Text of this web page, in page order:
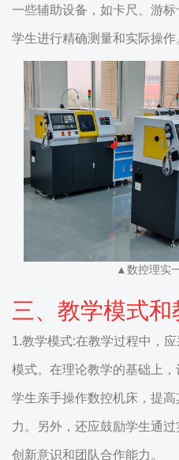
一些辅助设备，如卡尺、游
学生进行精确测量和实际操作
▲数控理实
三、教学模式和
1.教学模式:在教学过程中，
模式。在理论教学的基础上
学生亲手操作数控机床，提
力。另外，还应鼓励学生通
创新意识和团队合作能力。